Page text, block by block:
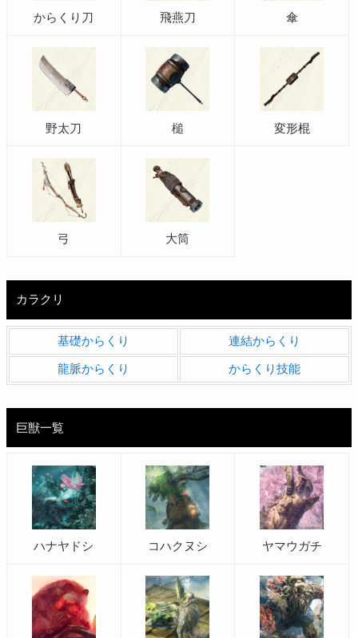
からくり刀 飛燕刀 傘
野太刀 槌 変形棍
弓 大筒
カラクリ
基礎からくり 連結からくり
龍脈からくり からくり技能
巨獣一覧
ハナヤドシ コハクヌシ ヤマウガチ